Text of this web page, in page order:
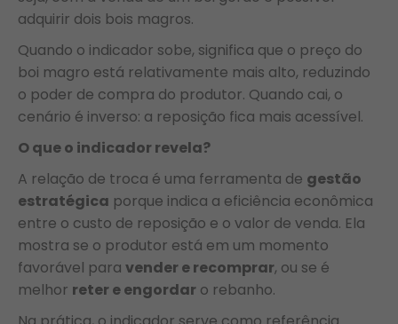
adquirir dois bois magros.
Quando o indicador sobe, significa que o preço do
boi magro está relativamente mais alto, reduzindo
o poder de compra do produtor. Quando cai, o
cenário é inverso: a reposição fica mais acessível.
O que o indicador revela?
A relação de troca é uma ferramenta de gestão
estratégica porque indica a eficiência econômica
entre o custo de reposição e o valor de venda. Ela
mostra se o produtor está em um momento
favorável para vender e recomprar, ou se é
melhor reter e engordar o rebanho.